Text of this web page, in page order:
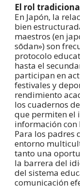
El rol
En Japón, la
bien
maestros (en
sōdan») son
protocolo
hasta el
participan en
festivales y
rendimiento
los cuadernos
que permiten el
información con
Para los padres
entorno
tanto una
la barrera del
del sistema
comunicación